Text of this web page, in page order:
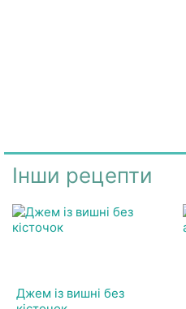
Інши рецепти
Джем із вишні без